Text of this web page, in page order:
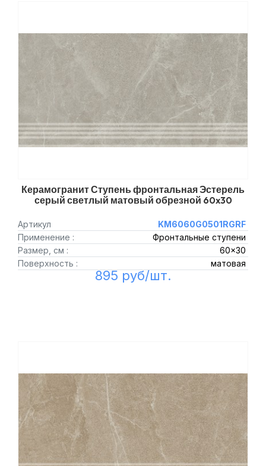
Керамогранит Ступень фронтальная Эстерель
серый светлый матовый обрезной 60x30
Артикул
KM6060G0501RGRF
Применение :
Фронтальные ступени
Размер, см :
60x30
Поверхность :
матовая
895 руб/шт.